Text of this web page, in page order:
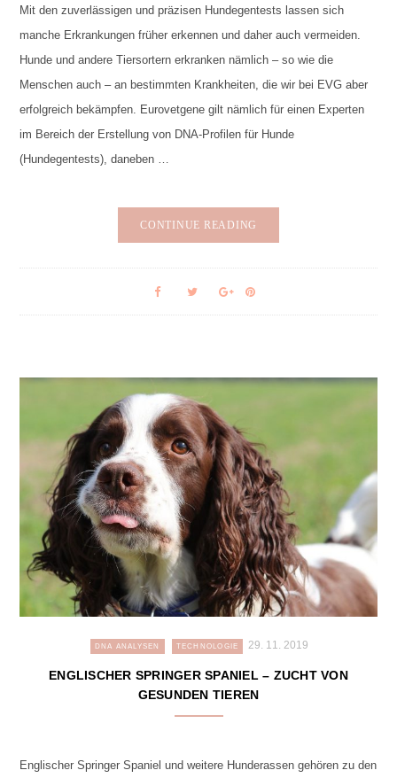
Mit den zuverlässigen und präzisen Hundegentests lassen sich
manche Erkrankungen früher erkennen und daher auch vermeiden.
Hunde und andere Tiersortern erkranken nämlich – so wie die
Menschen auch – an bestimmten Krankheiten, die wir bei EVG aber
erfolgreich bekämpfen. Eurovetgene gilt nämlich für einen Experten
im Bereich der Erstellung von DNA-Profilen für Hunde
(Hundegentests), daneben …
CONTINUE READING
DNA ANALYSEN TECHNOLOGIE 29. 11. 2019
ENGLISCHER SPRINGER SPANIEL – ZUCHT VON
GESUNDEN TIEREN
Englischer Springer Spaniel und weitere Hunderassen gehören zu den